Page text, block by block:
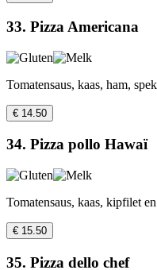
33. Pizza Americana
Tomatensaus, kaas, ham,
€ 14.50
34. Pizza pollo Hawaï
Tomatensaus, kaas, kipfilet
€ 15.50
35. Pizza dello chef